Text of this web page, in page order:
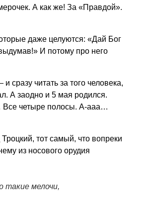
А как же! За «Правдой».
даже целуются: «Дай Бог
И потому про него
сразу читать за того человека,
А заодно и 5 мая родился.
четыре полосы. А-ааа…
тот самый, что вопреки
из носового орудия
такие мелочи,